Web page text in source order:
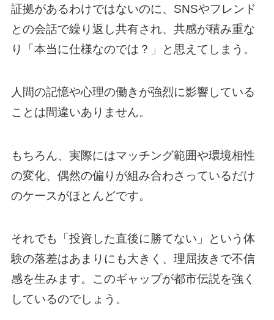
証拠があるわけではないのに、SNSやフレンド
との会話で繰り返し共有され、共感が積み重な
り「本当に仕様なのでは？」と思えてしまう。
人間の記憶や心理の働きが強烈に影響している
ことは間違いありません。
もちろん、実際にはマッチング範囲や環境相性
の変化、偶然の偏りが組み合わさっているだけ
のケースがほとんどです。
それでも「投資した直後に勝てない」という体
験の落差はあまりにも大きく、理屈抜きで不信
感を生みます。このギャップが都市伝説を強く
しているのでしょう。